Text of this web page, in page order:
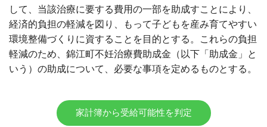
して、当該治療に要する費用の一部を助成すことにより、
経済的負担の軽減を図り、もって子どもを産み育てやすい
環境整備づくりに資することを目的とする。これらの負担
軽減のため、錦江町不妊治療費助成金（以下「助成金」と
いう）の助成について、必要な事項を定めるものとする。
家計簿から受給可能性を判定